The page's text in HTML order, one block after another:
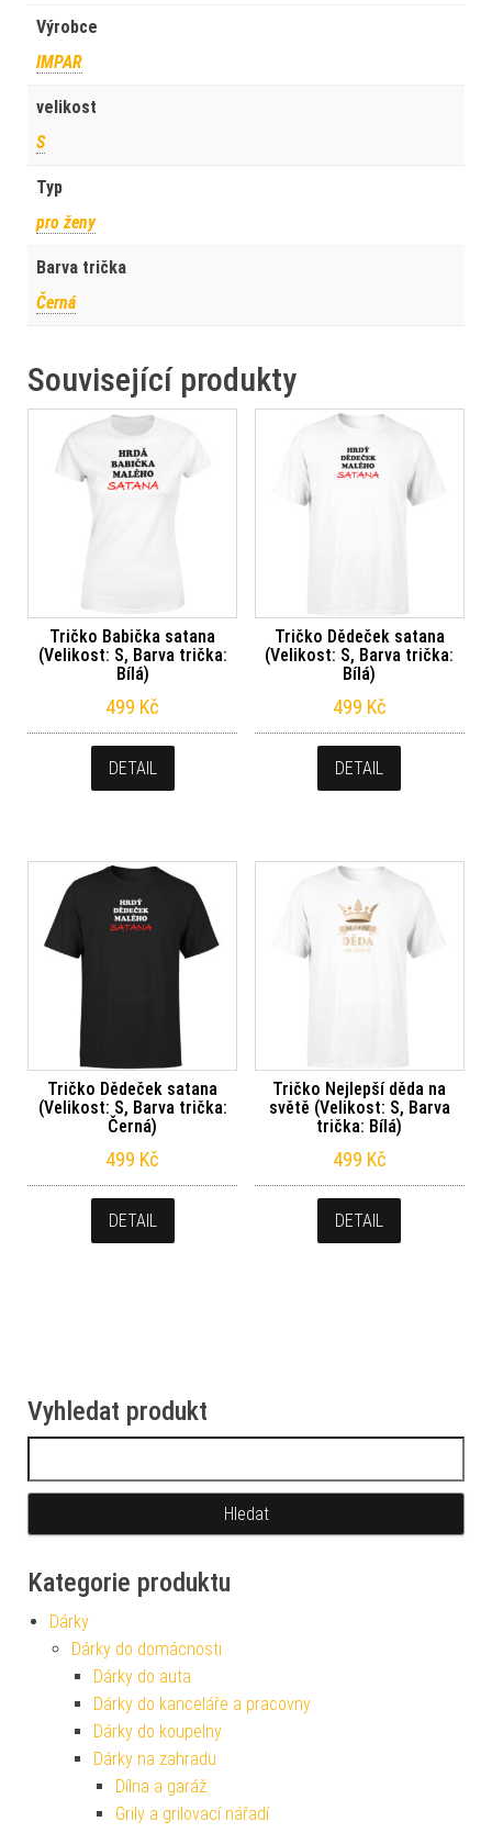
Výrobce
IMPAR
velikost
S
Typ
pro ženy
Barva trička
Černá
Související produkty
Tričko Babička satana
(Velikost: S, Barva trička:
Bílá)
499 Kč
DETAIL
Tričko Dědeček satana
(Velikost: S, Barva trička:
Bílá)
499 Kč
DETAIL
Tričko Dědeček satana
(Velikost: S, Barva trička:
Černá)
499 Kč
DETAIL
Tričko Nejlepší děda na
světě (Velikost: S, Barva
trička: Bílá)
499 Kč
DETAIL
Vyhledat produkt
Kategorie produktu
Dárky
Dárky do domácnosti
Dárky do auta
Dárky do kanceláře a pracovny
Dárky do koupelny
Dárky na zahradu
Dílna a garáž
Grily a grilovací nářadí